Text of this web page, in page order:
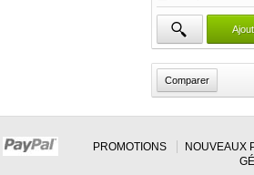
PROMOTIONS NOUVEAUX